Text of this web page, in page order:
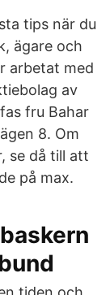
tips när du
ägare och
arbetat med
av
fru Bahar
8. Om
se då till att
på max.